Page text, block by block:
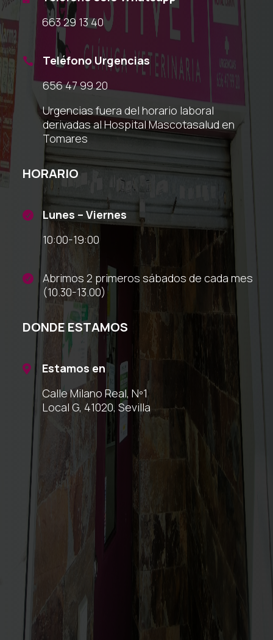
663 29 13 40

Teléfono Urgencias
656 47 99 20
Urgencias fuera del horario laboral
derivadas al Hospital Mascotasalud en
Tomares
HORARIO

Lunes – Viernes
10:00-19:00

Abrimos 2 primeros sábados de cada mes
(10.30-13.00)
DONDE ESTAMOS

Estamos en
Calle Milano Real, Nº1
Local G, 41020, Sevilla